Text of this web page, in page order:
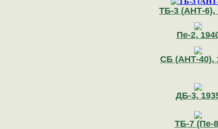
ТБ-3 (АНТ-6),
Пе-2,
СБ (АНТ-40),
ДБ-3,
ТБ-7 (Пе-